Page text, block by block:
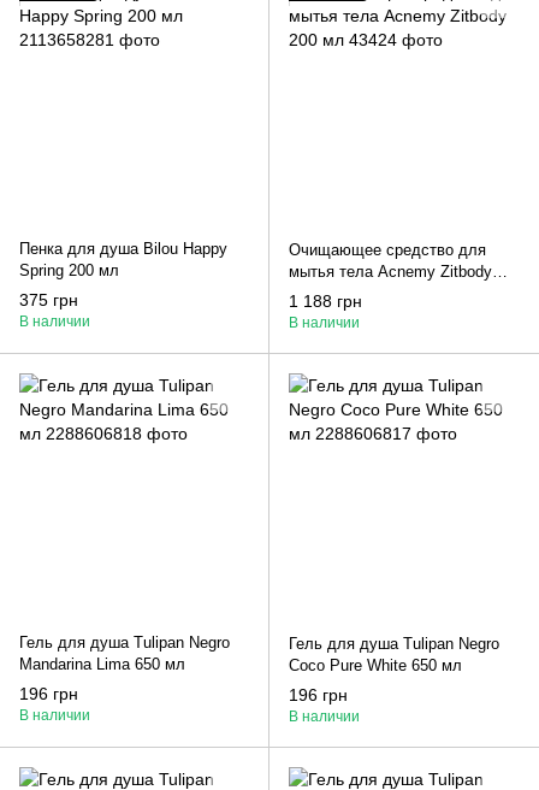
Пенка для душа Bilou Happy
Spring 200 мл
375 грн
В наличии
Очищающее средство для
мытья тела Acnemy Zitbody
200 мл
1 188 грн
В наличии
Гель для душа Tulipan Negro
Mandarina Lima 650 мл
196 грн
В наличии
Гель для душа Tulipan Negro
Coco Pure White 650 мл
196 грн
В наличии